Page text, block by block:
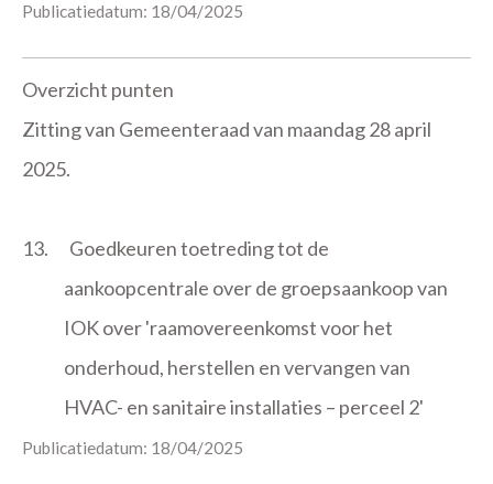
Publicatiedatum: 18/04/2025
Overzicht punten
Zitting van Gemeenteraad van maandag 28 april
2025.
13.
Goedkeuren toetreding tot de
aankoopcentrale over de groepsaankoop van
IOK over 'raamovereenkomst voor het
onderhoud, herstellen en vervangen van
HVAC- en sanitaire installaties – perceel 2'
Publicatiedatum: 18/04/2025